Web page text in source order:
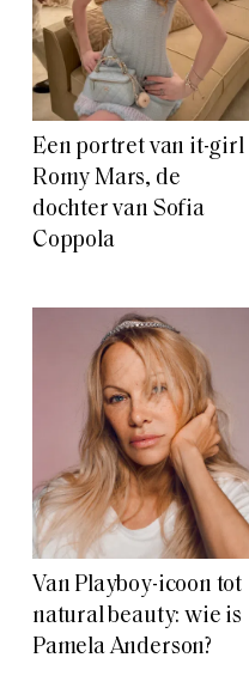
Een portret van it-girl
Romy Mars, de
dochter van Sofia
Coppola
Van Playboy-icoon tot
natural beauty: wie is
Pamela Anderson?